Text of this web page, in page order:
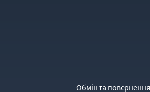
Обмін та повернення